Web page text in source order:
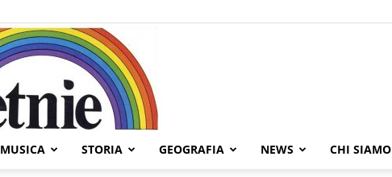
MUSICA STORIA GEOGRAFIA NEWS CHI SIAMO